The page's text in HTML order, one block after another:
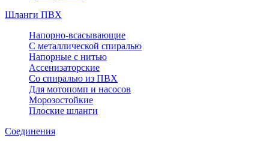
Шланги ПВХ
Напорно-всасывающие
С металлической спиралью
Напорные с нитью
Ассенизаторские
Со спиралью из ПВХ
Для мотопомп и насосов
Морозостойкие
Плоские шланги
Соединения